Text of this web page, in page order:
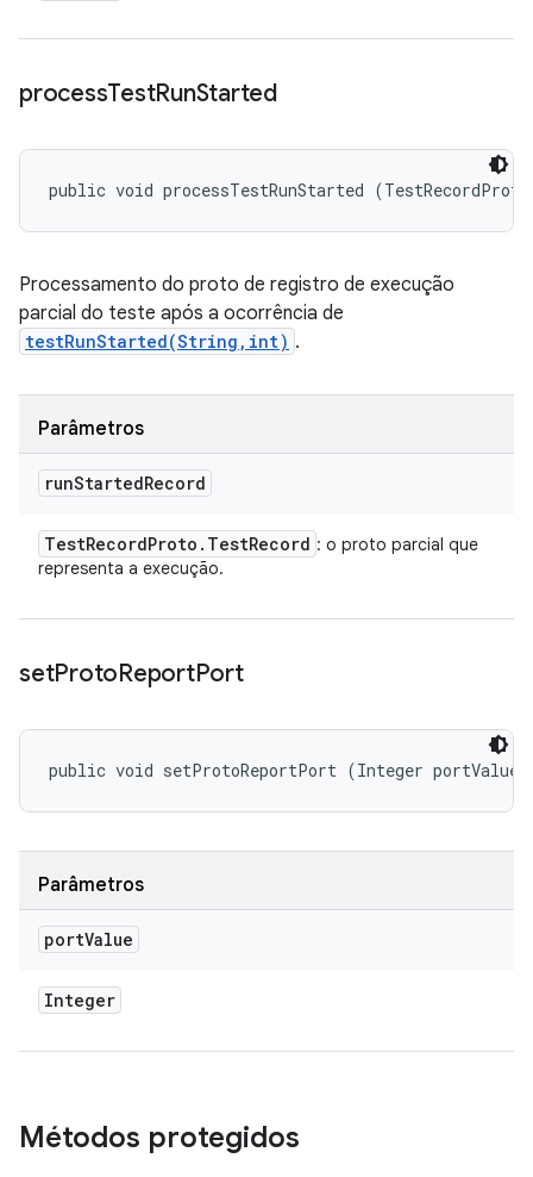
processTestRunStarted
public void processTestRunStarted
Processamento do proto de registro de execução
parcial do teste após a ocorrência de
testRunStarted(String,int) .
Parâmetros
runStartedRecord
TestRecordProto . TestRecord : o proto parcial que
representa a execução.
setProtoReportPort
public void setProtoReportPort (Integer portValue)
Parâmetros
portValue
Integer
Métodos protegidos